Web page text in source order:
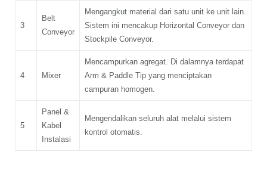
3
Belt
Conveyor
Mengangkut material dari satu unit ke unit lain.
Sistem ini mencakup Horizontal Conveyor dan
Stockpile Conveyor.
4 Mixer
Mencampurkan agregat. Di dalamnya terdapat
Arm & Paddle Tip yang menciptakan
campuran homogen.
5
Panel &
Kabel
Instalasi
Mengendalikan seluruh alat melalui sistem
kontrol otomatis.